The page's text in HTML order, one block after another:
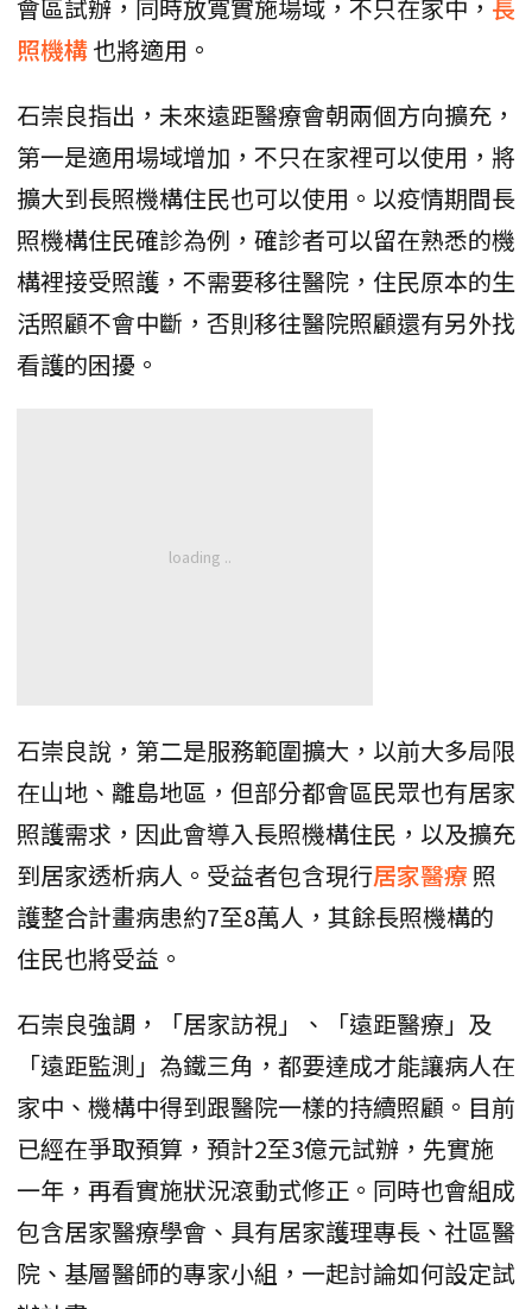
會區試辦，同時放寬實施場域，不只在家中， 長
照機構也將適用。
石崇良指出，未來遠距醫療會朝兩個方向擴充，
第一是適用場域增加，不只在家裡可以使用，將
擴大到長照機構住民也可以使用。以疫情期間長
照機構住民確診為例，確診者可以留在熟悉的機
構裡接受照護，不需要移往醫院，住民原本的生
活照顧不會中斷，否則移往醫院照顧還有另外找
看護的困擾。
石崇良說，第二是服務範圍擴大，以前大多局限
在山地、離島地區，但部分都會區民眾也有居家
照護需求，因此會導入長照機構住民，以及擴充
到居家透析病人。受益者包含現行居家醫療 照
護整合計畫病患約7至8萬人，其餘長照機構的
住民也將受益。
石崇良強調，「居家訪視」、「遠距醫療」及
「遠距監測」為鐵三角，都要達成才能讓病人在
家中、機構中得到跟醫院一樣的持續照顧。目前
已經在爭取預算，預計2至3億元試辦，先實施
一年，再看實施狀況滾動式修正。同時也會組成
包含居家醫療學會、具有居家護理專長、社區醫
院、基層醫師的專家小組，一起討論如何設定試